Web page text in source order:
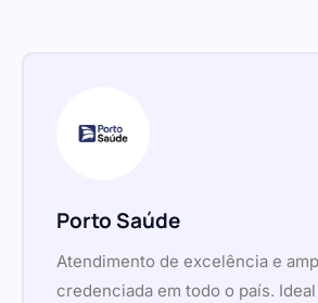
Porto Saúde
Atendimento de excelência e
credenciada em todo o país.